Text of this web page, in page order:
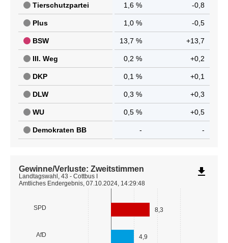
Tierschutzpartei 1,6 % -0,8
Plus 1,0 % -0,5
BSW 13,7 % +13,7
III. Weg 0,2 % +0,2
DKP 0,1 % +0,1
DLW 0,3 % +0,3
WU 0,5 % +0,5
Demokraten BB - -
SPD
AfD
8,3
4,9
Gewinne/Verluste: Zweitstimmen
Landtagswahl, 43 - Cottbus I
Amtliches Endergebnis, 07.10.2024, 14:29:48
file_download